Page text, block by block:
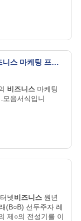
비즈니스|유리 건물 배경의 비즈니스 마케팅 프레젠테이션(와이드스크린)
비즈니스 마케팅
모음서식입니
넷비즈니스 원년
(B○B) 선두주자 레
제○의 전성기를 이